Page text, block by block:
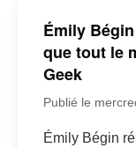
Émily
que tout le
Geek
Publié le
Émily Bégin